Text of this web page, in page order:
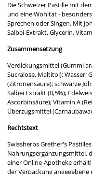
Die Schweizer Pastille mit
und eine Wohltat -
Sprechen oder Singen. Mit
Salbei-Extrakt, Glycerin,
Zusammensetzung
Verdickungsmittel (Gummi
Sucralose, Maltitol); Wasser;
(Zitronensäure); schwarze
Salbei Extrakt (0,5%);
Ascorbinsäure); Vitamin A
Überzugsmittel
Rechtstext
Swissherbs Grether's
Nahrungsergänzungsmittel,
einer Online-Apotheke
der Verpackung angegebene